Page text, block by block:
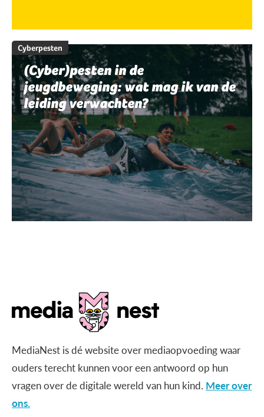
Cyberpesten
(Cyber)pesten in de
jeugdbeweging: wat mag ik van de
leiding verwachten?
MediaNest is dé website over mediaopvoeding waar
ouders terecht kunnen voor een antwoord op hun
vragen over de digitale wereld van hun kind. Meer over
ons.